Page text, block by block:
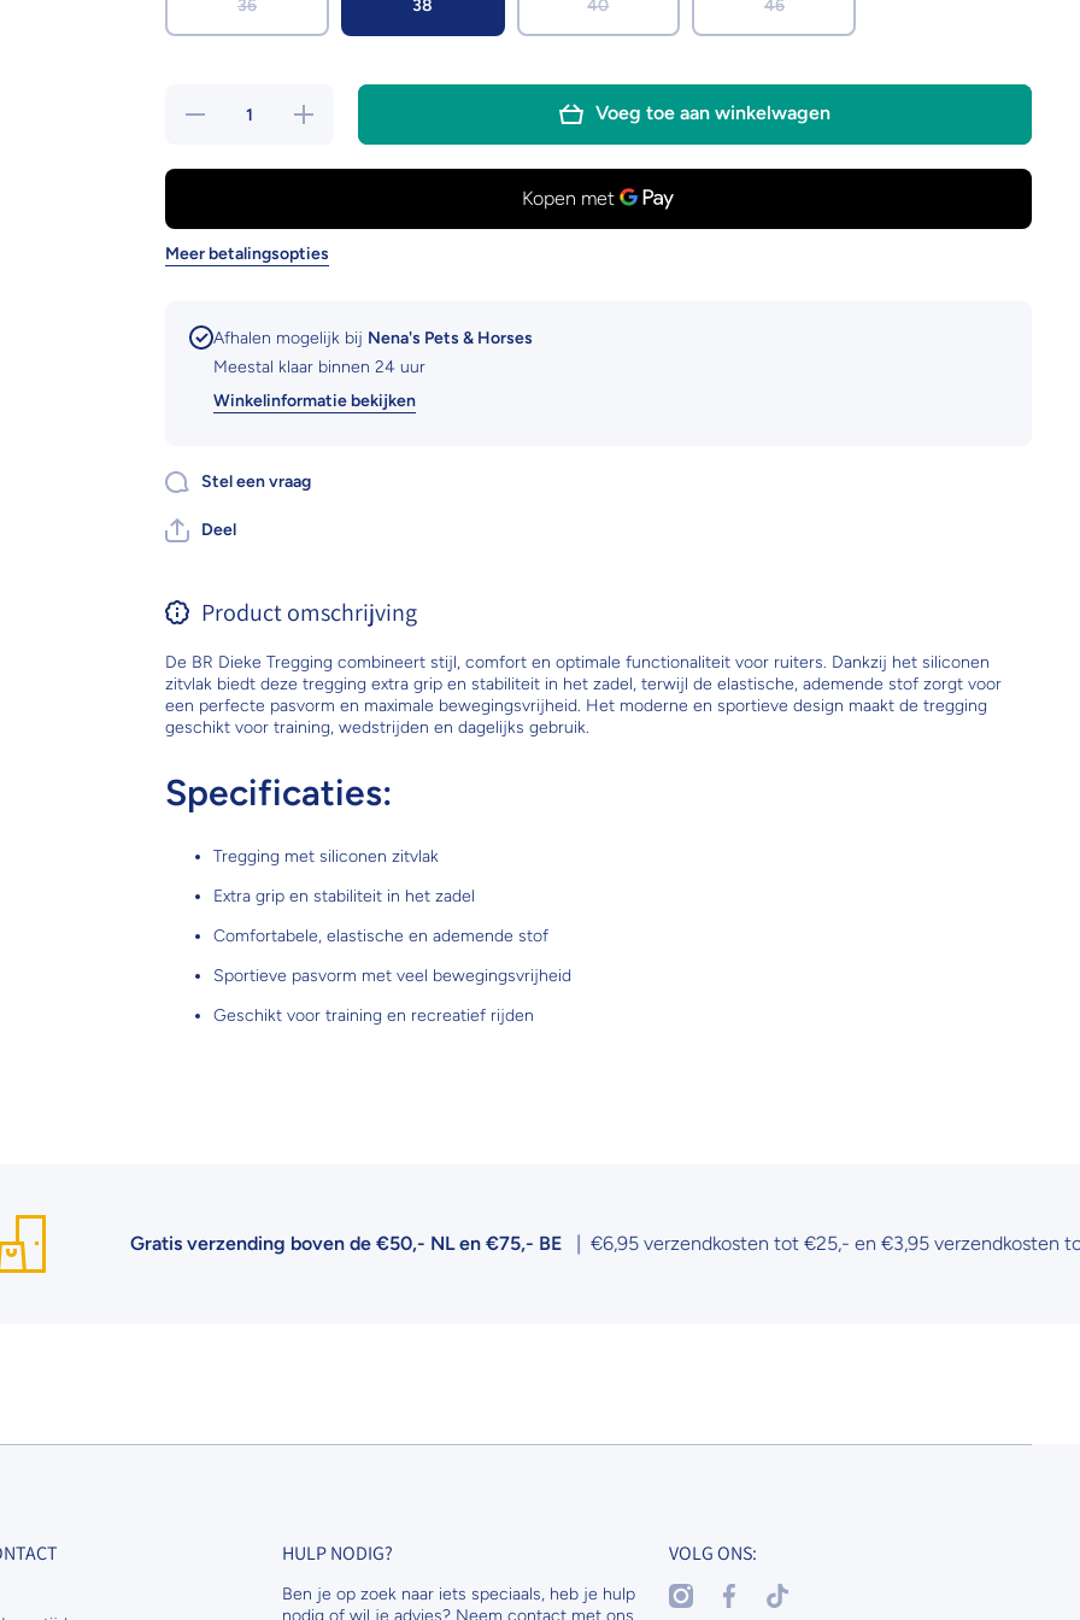
36 38 40 46
Hoeveelheid
Verhoog de
hoeveelheid
Voeg toe aan winkelwagen
Meer betalingsopties
Afhalen mogelijk bij Nena's Pets & Horses
Meestal klaar binnen 24 uur
Winkelinformatie bekijken
Stel een vraag
Deel
Product omschrijving
De BR Dieke Tregging combineert stijl, comfort en optimale functionaliteit voor ruiters. Dankzij het siliconen
zitvlak biedt deze tregging extra grip en stabiliteit in het zadel, terwijl de elastische, ademende stof zorgt voor
een perfecte pasvorm en maximale bewegingsvrijheid. Het moderne en sportieve design maakt de tregging
geschikt voor training, wedstrijden en dagelijks gebruik.
Specificaties:
Tregging met siliconen zitvlak
Extra grip en stabiliteit in het zadel
Comfortabele, elastische en ademende stof
Sportieve pasvorm met veel bewegingsvrijheid
Geschikt voor training en recreatief rijden
Gratis verzending boven de €50,- NL en €75,- BE| €6,95 verzendkosten tot €25,- en €3,95 verzendkosten tot
HULP NODIG?
Ben je op zoek naar iets speciaals, heb je hulp
nodig of wil je advies? Neem contact met ons
VOLG ONS:
instagramcom/nenaspetsandhorses
facebookcom/nenasdogscats
tiktokcom/@nenaspetsnl